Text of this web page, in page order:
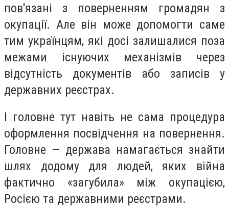
пов'язані з поверненням громадян з
окупації. Але він може допомогти саме
тим українцям, які досі залишалися поза
межами існуючих механізмів через
відсутність документів або записів у
державних реєстрах.
І головне тут навіть не сама процедура
оформлення посвідчення на повернення.
Головне — держава намагається знайти
шлях додому для людей, яких війна
фактично «загубила» між окупацією,
Росією та державними реєстрами.